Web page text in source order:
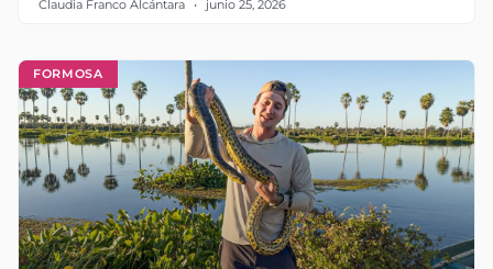
Claudia Franco Alcántara junio 25, 2026
FORMOSA